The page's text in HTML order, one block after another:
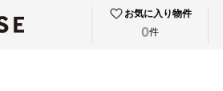
お気に入り物件
0件